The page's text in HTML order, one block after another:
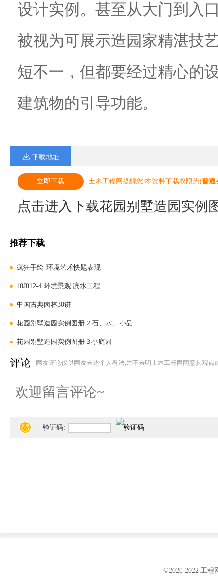
设计实例。甚至从大门到入
被视为可展示造园家精湛技
短不一，但都要经过精心的
建筑物的引导功能。
下载地址
立即下载 土木工程网提醒您:本资料下载权限为(普通
点击进入下载花园别墅造园实例
推荐下载
疯狂手绘-环境艺术快题表现
10J012-4 环境景观 滨水工程
中国古典园林30讲
花园别墅造园实例图册 2 石、水、小品
花园别墅造园实例图册３小庭园
评论 网友评论仅供网友表达个人看法,并不表明土木工程网同意其观点
验证码:
©2020-2022 工程